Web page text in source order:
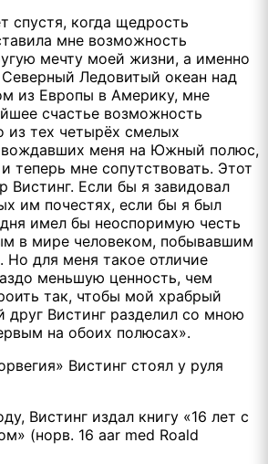
спустя, когда щедрость
мне возможность
мечту моей жизни, а именно
Северный Ледовитый океан над
из Европы в Америку, мне
счастье возможность
из тех четырёх смелых
меня на Южный полюс,
теперь мне сопутствовать. Этот
Вистинг. Если бы я завидовал
им почестях, если бы я был
имел бы неоспоримую честь
в мире человеком, побывавшим
Но для меня такое отличие
меньшую ценность, чем
так, чтобы мой храбрый
Вистинг разделил со мною
на обоих полюсах».
Вистинг стоял у руля
Вистинг издал книгу «16 лет с
(норв. 16 aar med Roald